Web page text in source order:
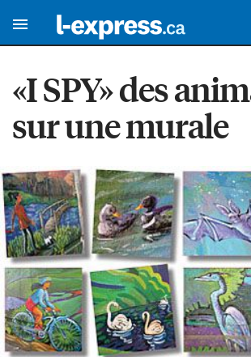
«I SPY» des
sur une murale